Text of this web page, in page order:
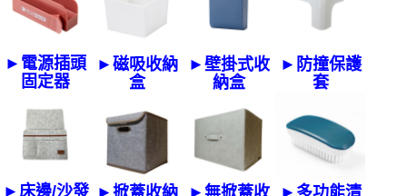
►電源插頭
固定器
►磁吸收納
盒
►壁掛式收
納盒
►防撞保護
套
►床邊/沙發 ►掀蓋收納
►無掀蓋收
►多功能清